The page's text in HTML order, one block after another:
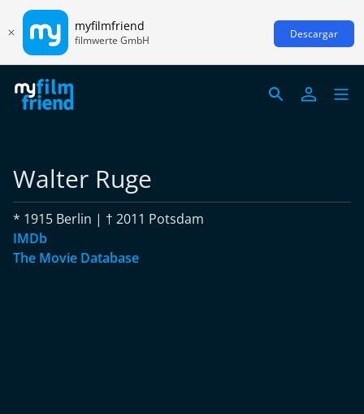
myfilmfriend
filmwerte GmbH Descargar
Walter Ruge
* 1915 Berlin | † 2011 Potsdam
IMDb
The Movie Database